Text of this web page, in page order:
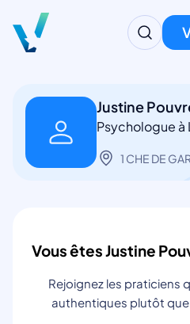
Justine
Psychologue à
1 CHE DE
Vous êtes Justine
Rejoignez les praticiens
authentiques plutôt